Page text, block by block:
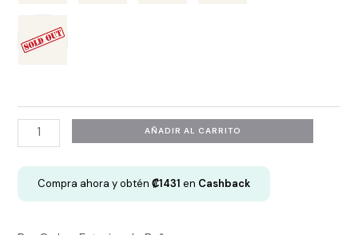
Entero
Manga
Larga
Ajustable
-
AÑADIR AL CARRITO
Compra ahora y obtén₡1431 en Cashback